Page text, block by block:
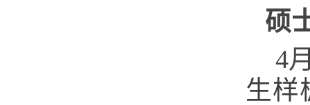
硕
4
生样